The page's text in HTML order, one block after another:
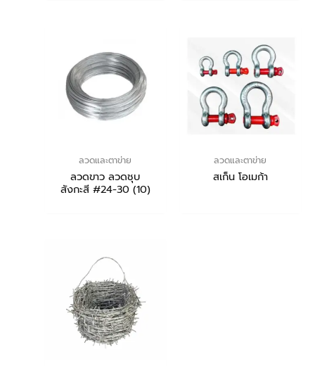
ลวดและตาข่าย
ลวดขาว ลวดชุบ
สังกะสี #24-30 (10)
ลวดและตาข่าย
สเก็น โอเมก้า